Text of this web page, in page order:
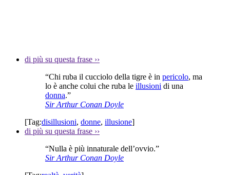
di più su questa frase ››
“Chi ruba il cucciolo della tigre è in pericolo, ma
lo è anche colui che ruba le illusioni di una
donna.”
Sir Arthur Conan Doyle
[Tag:disillusioni, donne, illusione]
di più su questa frase ››
“Nulla è più innaturale dell’ovvio.”
Sir Arthur Conan Doyle